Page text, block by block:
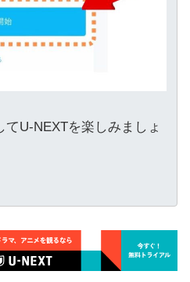
U-NEXTを楽しみましょ